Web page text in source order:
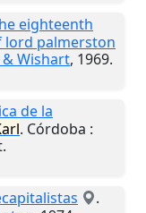
eighteenth
lord palmerston
Wishart, 1969.
de la
. Córdoba :
.